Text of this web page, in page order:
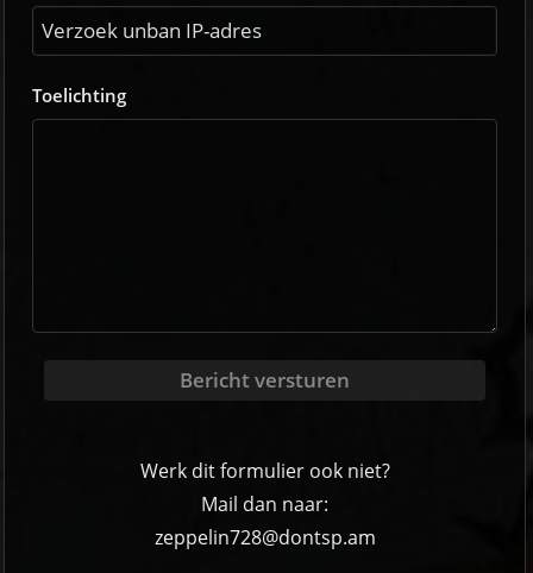
Toelichting
Bericht versturen
Werk dit formulier ook niet?
Mail dan naar:
zeppelin728@dontsp.am